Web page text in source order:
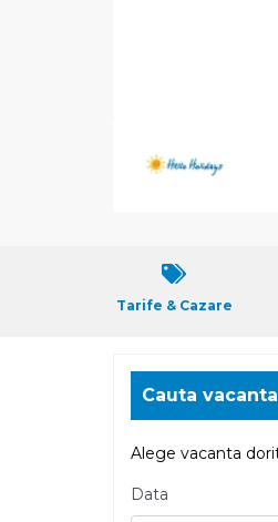
Tarife & Cazare
Cauta
Alege vacanta
Data